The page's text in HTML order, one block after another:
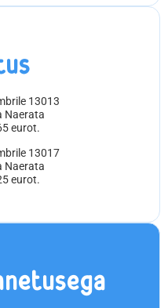
13013
Naerata
eurot.
13017
Naerata
eurot.